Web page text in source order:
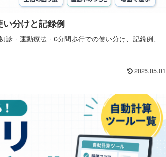
分けと記録例
・運動療法・6分間歩行での使い分け、記録例、
2026.05.01